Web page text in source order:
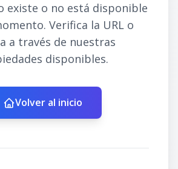
existe o no está disponible
Verifica la URL o
a través de nuestras
disponibles.
Volver al inicio